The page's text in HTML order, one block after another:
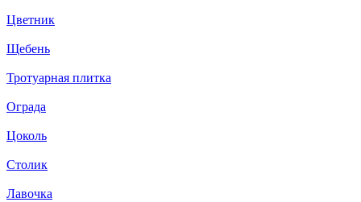
Цветник
Щебень
Тротуарная плитка
Ограда
Цоколь
Столик
Лавочка